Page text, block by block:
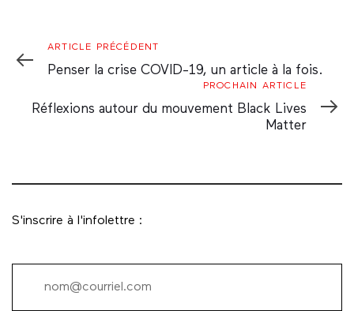
Article
Précédent
ARTICLE PRÉCÉDENT
Penser la crise COVID-19, un article à la fois.
Article
PROCHAIN ARTICLE
Réflexions autour du mouvement Black Lives
Matter
S'inscrire à l'infolettre :